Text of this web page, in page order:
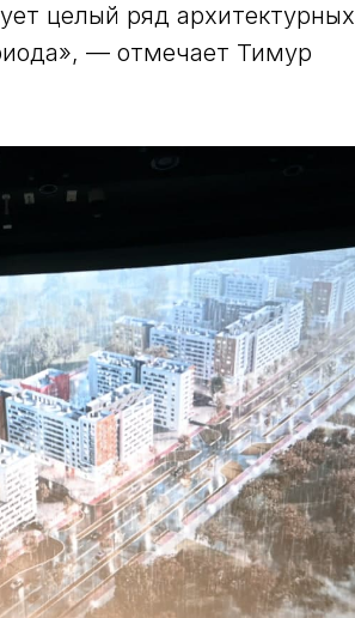
целый ряд архитектурных
— отмечает Тимур